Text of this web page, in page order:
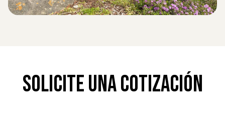
Solicite Una Cotización